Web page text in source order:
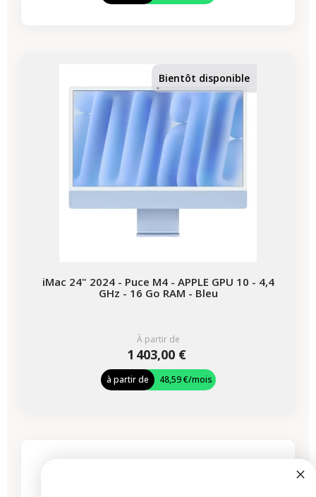
Bientôt disponible
iMac 24" 2024 - Puce M4 - APPLE GPU 10 - 4,4
GHz - 16 Go RAM - Bleu
À partir de
1 403,00 €
à partir de 48,59 €/mois